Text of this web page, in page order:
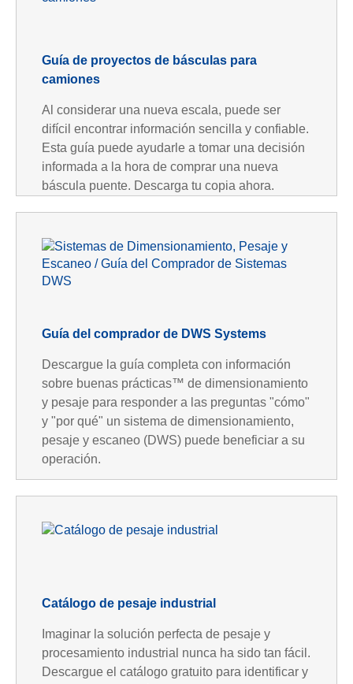
Guía de proyectos de básculas para
camiones
Al considerar una nueva escala, puede ser
difícil encontrar información sencilla y confiable.
Esta guía puede ayudarle a tomar una decisión
informada a la hora de comprar una nueva
báscula puente. Descarga tu copia ahora.
Guía del comprador de DWS Systems
Descargue la guía completa con información
sobre buenas prácticas™ de dimensionamiento
y pesaje para responder a las preguntas "cómo"
y "por qué" un sistema de dimensionamiento,
pesaje y escaneo (DWS) puede beneficiar a su
operación.
Catálogo de pesaje industrial
Imaginar la solución perfecta de pesaje y
procesamiento industrial nunca ha sido tan fácil.
Descargue el catálogo gratuito para identificar y